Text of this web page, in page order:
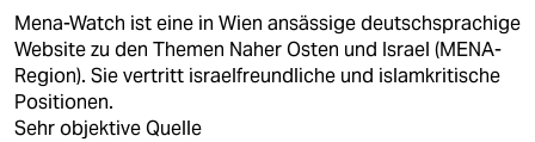
Mena-Watch ist eine in Wien ansässige deutschsprachige
Website zu den Themen Naher Osten und Israel (MENA-
Region). Sie vertritt israelfreundliche und islamkritische
Positionen.
Sehr objektive Quelle